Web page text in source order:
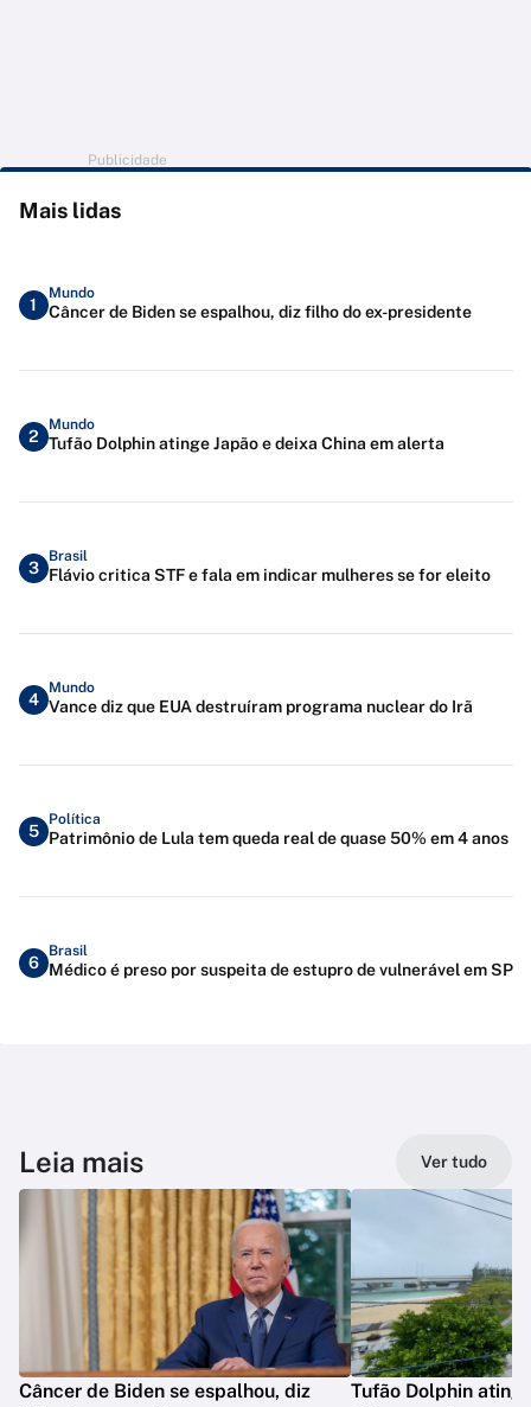
Publicidade
Mais lidas
1
Mundo
Câncer de Biden se espalhou, diz filho do ex-presidente
2
Mundo
Tufão Dolphin atinge Japão e deixa China em alerta
3
Brasil
Flávio critica STF e fala em indicar mulheres se for eleito
4
Mundo
Vance diz que EUA destruíram programa nuclear do Irã
5
Política
Patrimônio de Lula tem queda real de quase 50% em 4 anos
6
Brasil
Médico é preso por suspeita de estupro de vulnerável em SP
Leia mais Ver tudo
Câncer de Biden se espalhou, diz
Tufão Dolphin